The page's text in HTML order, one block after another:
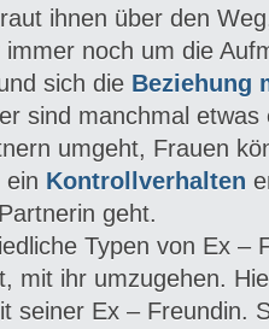
ihnen über den
noch um die
sich die Beziehung
sind manchmal
umgeht, Frauen
ein Kontrollverhalten
geht.
Typen von Ex –
mit ihr umzugehen.
seiner Ex – Freundin.